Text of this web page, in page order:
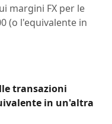
margini FX per le
(o l'equivalente in
transazioni
in un'altra